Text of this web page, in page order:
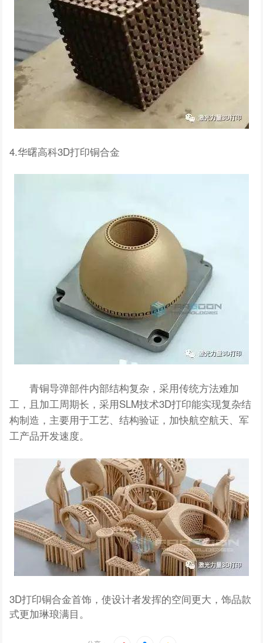
4.华曙高科3D打印铜合金
青铜导弹部件内部结构复杂，采用传统方法难加
工，且加工周期长，采用SLM技术3D打印能实现复杂结
构制造，主要用于工艺、结构验证，加快航空航天、军
工产品开发速度。
3D打印铜合金首饰，使设计者发挥的空间更大，饰品款
式更加琳琅满目。